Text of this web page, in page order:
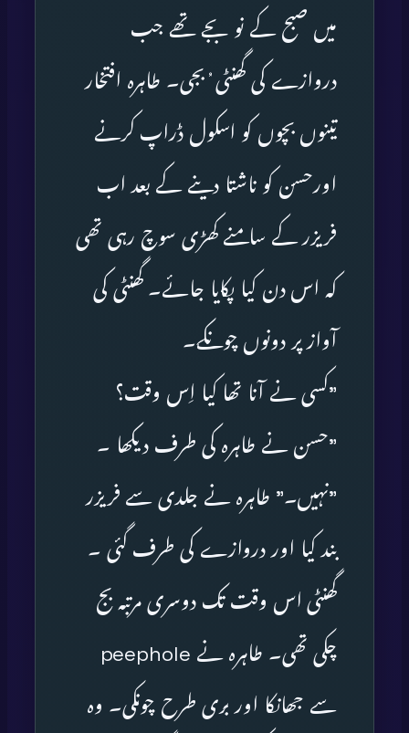
میں صبح کے نو بجے تھے جب
دروازے کی گھنٹی ُْبجی۔ طاہرہ افتخار
تینوں بچوں کو اسکول ڈراپ کرنے
اورحسن کو ناشتا دینے کے بعد اب
فریزر کے سامنے کھڑی سوچ رہی تھی
کہ اس دن کیا پکایا جائے۔ گھنٹی کی
آواز پر دونوں چونکے۔
”کسی نے آنا تھا کیا اِس وقت؟
”حسن نے طاہرہ کی طرف دیکھا ۔
”نہیں۔” طاہرہ نے جلدی سے فریزر
بند کیا اور دروازے کی طرف گئی ۔
گھنٹی اس وقت تک دوسری مرتبہ بج
چکی تھی۔ طاہرہ نے peephole
سے جھانکا اور بری طرح چونکی۔ وہ